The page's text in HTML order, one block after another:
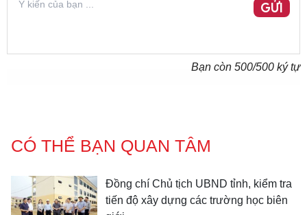
GỬI
Bạn còn 500/500 ký tự
CÓ THỂ BẠN QUAN TÂM
Đồng chí Chủ tịch UBND tỉnh, kiểm tra
tiến độ xây dựng các trường học biên